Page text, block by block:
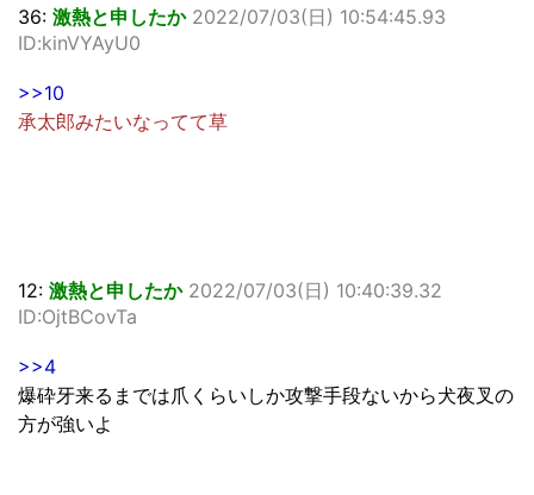
36: 激熱と申したか 2022/07/03(日) 10:54:45.93
ID:kinVYAyU0
>>10
承太郎みたいなってて草
12: 激熱と申したか 2022/07/03(日) 10:40:39.32
ID:OjtBCovTa
>>4
爆砕牙来るまでは爪くらいしか攻撃手段ないから犬夜叉の
方が強いよ